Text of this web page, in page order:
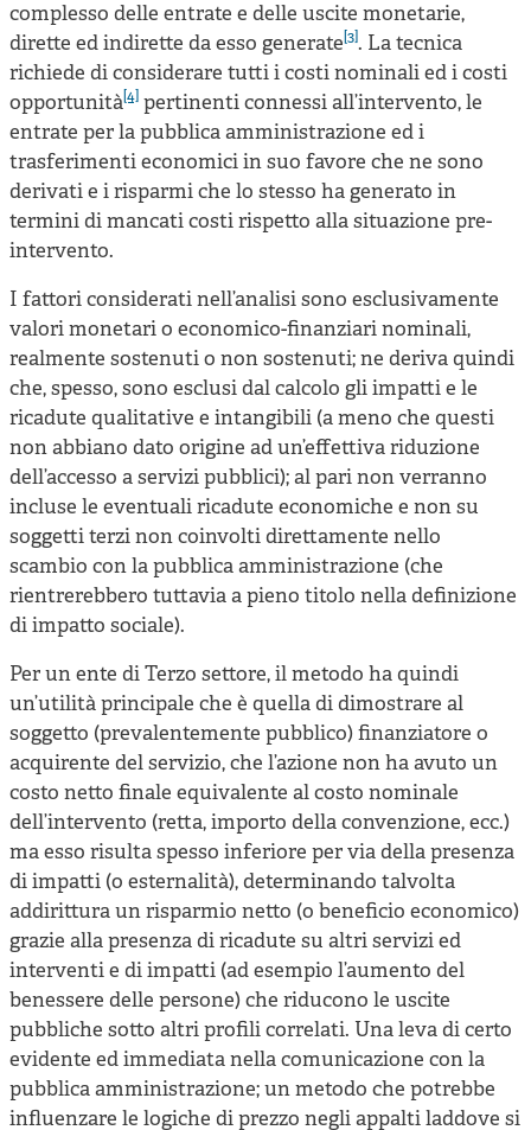
complesso delle entrate e delle uscite monetarie,
dirette ed indirette da esso generate[3]. La tecnica
richiede di considerare tutti i costi nominali ed i costi
opportunità[4] pertinenti connessi all’intervento, le
entrate per la pubblica amministrazione ed i
trasferimenti economici in suo favore che ne sono
derivati e i risparmi che lo stesso ha generato in
termini di mancati costi rispetto alla situazione pre-
intervento.
I fattori considerati nell’analisi sono esclusivamente
valori monetari o economico-finanziari nominali,
realmente sostenuti o non sostenuti; ne deriva quindi
che, spesso, sono esclusi dal calcolo gli impatti e le
ricadute qualitative e intangibili (a meno che questi
non abbiano dato origine ad un’effettiva riduzione
dell’accesso a servizi pubblici); al pari non verranno
incluse le eventuali ricadute economiche e non su
soggetti terzi non coinvolti direttamente nello
scambio con la pubblica amministrazione (che
rientrerebbero tuttavia a pieno titolo nella definizione
di impatto sociale).
Per un ente di Terzo settore, il metodo ha quindi
un’utilità principale che è quella di dimostrare al
soggetto (prevalentemente pubblico) finanziatore o
acquirente del servizio, che l’azione non ha avuto un
costo netto finale equivalente al costo nominale
dell’intervento (retta, importo della convenzione, ecc.)
ma esso risulta spesso inferiore per via della presenza
di impatti (o esternalità), determinando talvolta
addirittura un risparmio netto (o beneficio economico)
grazie alla presenza di ricadute su altri servizi ed
interventi e di impatti (ad esempio l’aumento del
benessere delle persone) che riducono le uscite
pubbliche sotto altri profili correlati. Una leva di certo
evidente ed immediata nella comunicazione con la
pubblica amministrazione; un metodo che potrebbe
influenzare le logiche di prezzo negli appalti laddove si